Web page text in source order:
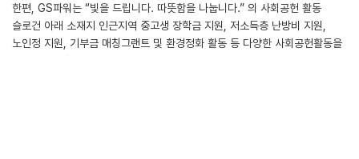
한편, GS파워는 “빛을 드립니다. 따뜻함을 나눕니다.” 의 사회공헌 활동
슬로건 아래 소재지 인근지역 중고생 장학금 지원, 저소득층 난방비 지원,
노인정 지원, 기부금 매칭그랜트 및 환경정화 활동 등 다양한 사회공헌활동을